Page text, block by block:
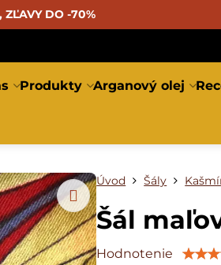
ZĽAVY DO -70%
Produkty Arganový olej
Úvod Šály
Šál
Hodnotenie